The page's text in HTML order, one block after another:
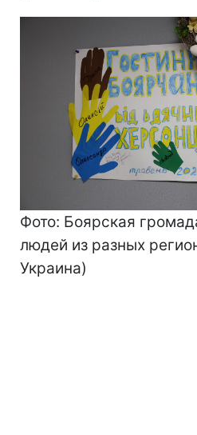
Фото: Боярская
людей из разных
Украина)